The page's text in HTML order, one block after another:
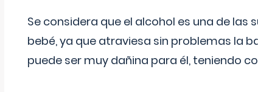
Se considera que el alcohol es una de
bebé, ya que atraviesa sin problemas la
puede ser muy dañina para él, teniendo